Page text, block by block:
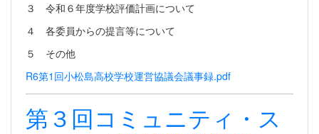
３ 令和６年度学校評価計画について
４ 各委員からの提言等について
５ その他
R6第1回小松島高校学校運営協議会議事録.pdf
第３回コミュニティ・ス